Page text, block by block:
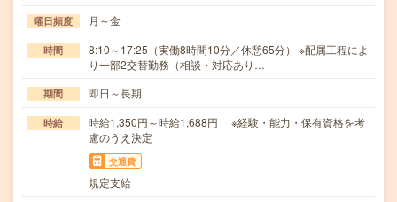
曜日頻度 月～金
時間
8:10～17:25（実働8時間10分／休憩65分） ※配属工程によ
り一部2交替勤務（相談・対応あり…
期間 即日～長期
時給
時給1,350円～時給1,688円 ※経験・能力・保有資格を考
慮のうえ決定
交通費
規定支給